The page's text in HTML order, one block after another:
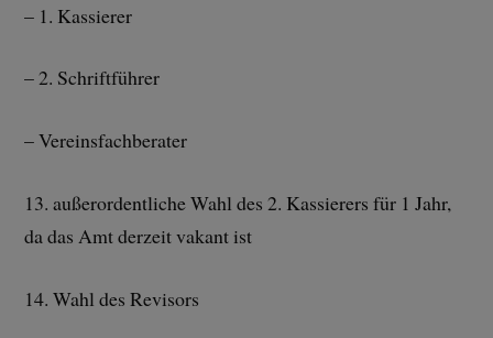
– 1. Kassierer
– 2. Schriftführer
– Vereinsfachberater
13. außerordentliche Wahl des 2. Kassierers für 1 Jahr,
da das Amt derzeit vakant ist
14. Wahl des Revisors